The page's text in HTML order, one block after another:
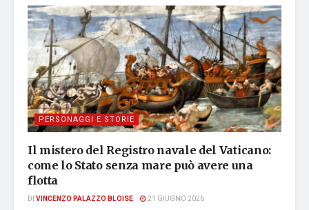
PERSONAGGI E STORIE
Il mistero del Registro navale del Vaticano:
come lo Stato senza mare può avere una
flotta
DI VINCENZO PALAZZO BLOISE 21 GIUGNO 2026